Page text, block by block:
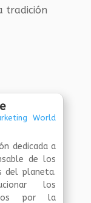
tradición
World
dedicada a
de los
del planeta.
los
por la